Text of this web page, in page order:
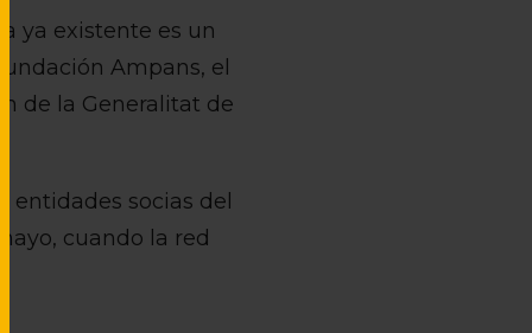
ya existente es un
Ampans, el
de la Generalitat de
entidades socias del
cuando la red